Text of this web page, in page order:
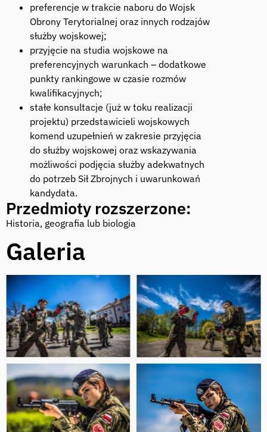
preferencje w trakcie naboru do Wojsk
Obrony Terytorialnej oraz innych rodzajów
służby wojskowej;
przyjęcie na studia wojskowe na
preferencyjnych warunkach – dodatkowe
punkty rankingowe w czasie rozmów
kwalifikacyjnych;
stałe konsultacje (już w toku realizacji
projektu) przedstawicieli wojskowych
komend uzupełnień w zakresie przyjęcia
do służby wojskowej oraz wskazywania
możliwości podjęcia służby adekwatnych
do potrzeb Sił Zbrojnych i uwarunkowań
kandydata.
Przedmioty rozszerzone:
Historia, geografia lub biologia
Galeria